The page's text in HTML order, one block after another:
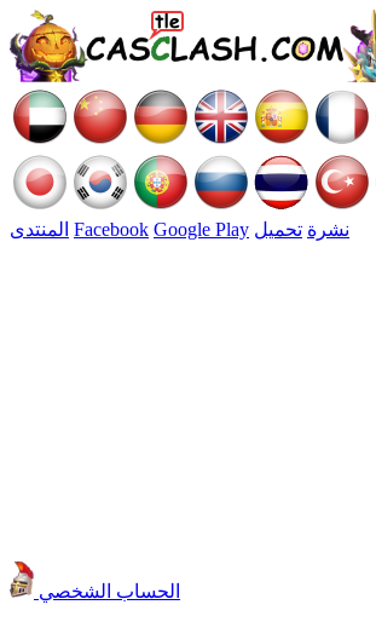
المنتدى Facebook Google Play نشرة تحميل
الحساب الشخصي